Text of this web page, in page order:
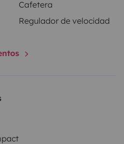
Cafetera
Regulador de velocidad